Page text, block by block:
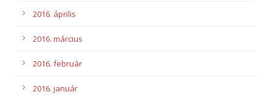
2016. április
2016. március
2016. február
2016. január